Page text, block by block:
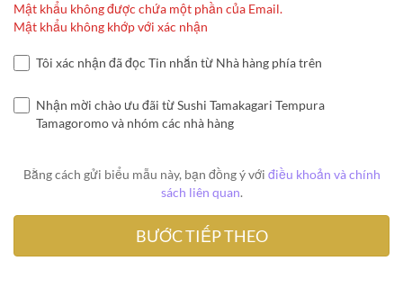
Mật khẩu không được chứa một phần của Email.
Mật khẩu không khớp với xác nhận
Tôi xác nhận đã đọc Tin nhắn từ Nhà hàng phía trên
Nhận mời chào ưu đãi từ Sushi Tamakagari Tempura
Tamagoromo và nhóm các nhà hàng
Bằng cách gửi biểu mẫu này, bạn đồng ý với điều khoản và chính
sách liên quan.